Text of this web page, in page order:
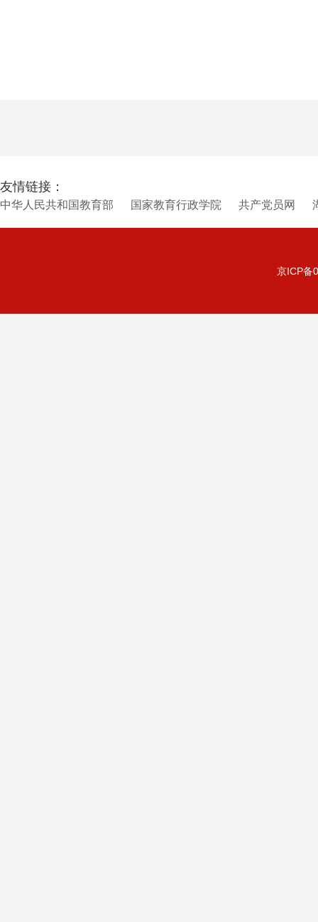
友情链接：
中华人民共和国教育部 国家教育行政学院 共产党员网
京ICP备